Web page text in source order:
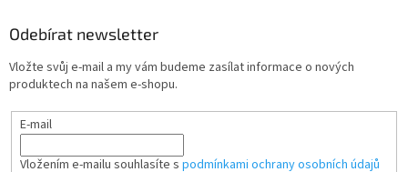
Odebírat newsletter
Vložte svůj e-mail a my vám budeme zasílat informace o nových
produktech na našem e-shopu.
E-mail
Vložením e-mailu souhlasíte s podmínkami ochrany osobních údajů